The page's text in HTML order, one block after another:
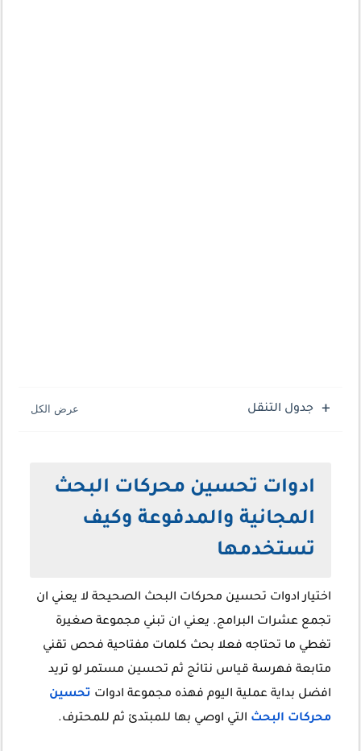
جدول التنقل
ادوات تحسين محركات البحث
المجانية والمدفوعة وكيف
تستخدمها
اختيار ادوات تحسين محركات البحث الصحيحة لا يعني ان
تجمع عشرات البرامج. يعني ان تبني مجموعة صغيرة
تغطي ما تحتاجه فعلا بحث كلمات مفتاحية فحص تقني
متابعة فهرسة قياس نتائج ثم تحسين مستمر لو تريد
افضل بداية عملية اليوم فهذه مجموعة ادوات تحسين
محركات البحث التي اوصي بها للمبتدئ ثم للمحترف.